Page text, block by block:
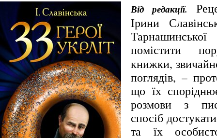
Від редакції.
Ірини
помістити
книжки,
поглядів, –
що їх
розмови з
спосіб
та їх